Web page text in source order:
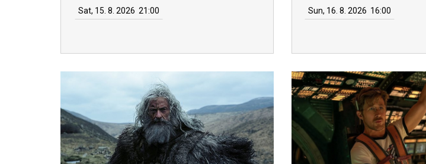
Sat, 15. 8. 2026 21:00 Sun, 16. 8. 2026 16:00